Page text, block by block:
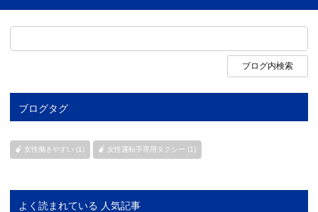
ブログタグ
女性働きやすい (1) 女性運転手専用タクシー (1)
よく読まれている 人気記事